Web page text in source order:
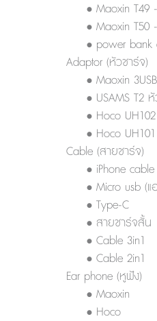
• Maoxin T49
• Maoxin T50
• power bank
Adaptor (หัวชาร์จ)
• Maoxin
• USAMS T2
• Hoco
• Hoco UH101
Cable (สายชาร์จ)
• iPhone cable
• Micro usb (
• Type-C
• สายชาร์จสั้น
• Cable 3in1
• Cable 2in1
Ear phone (หูฟัง)
• Maoxin
• Hoco